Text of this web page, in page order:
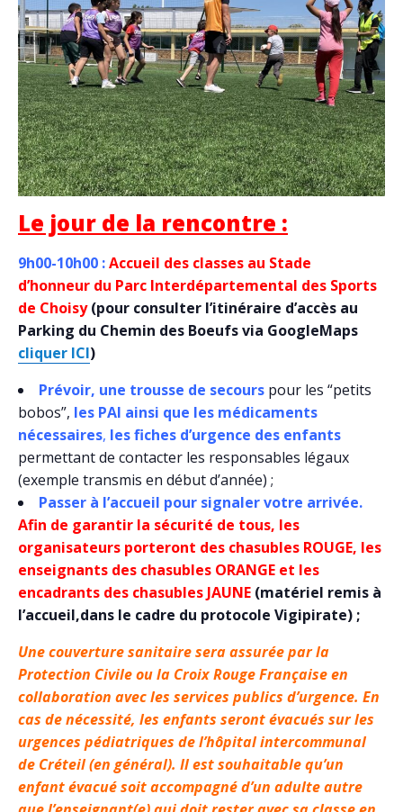
Le jour de la rencontre :
9h00-10h00 :Accueil des classes au Stade
d’honneur du Parc Interdépartemental des Sports
de Choisy(pour consulter l’itinéraire d’accès au
Parking du Chemin des Boeufs via GoogleMaps
cliquer ICI)
Prévoir, une trousse de secours pour les “petits
bobos”, les PAI ainsi que les médicaments
nécessaires, les fiches d’urgence des enfants
permettant de contacter les responsables légaux
(exemple transmis en début d’année) ;
Passer à l’accueil pour signaler votre arrivée.
Afin de garantir la sécurité de tous, les
organisateurs porteront des chasubles ROUGE, les
enseignants des chasubles ORANGE et les
encadrants des chasubles JAUNE (matériel remis à
l’accueil,dans le cadre du protocole Vigipirate) ;
Une couverture sanitaire sera assurée par la
Protection Civile ou la Croix Rouge Française en
collaboration avec les services publics d’urgence. En
cas de nécessité, les enfants seront évacués sur les
urgences pédiatriques de l’hôpital intercommunal
de Créteil (en général). Il est souhaitable qu’un
enfant évacué soit accompagné d’un adulte autre